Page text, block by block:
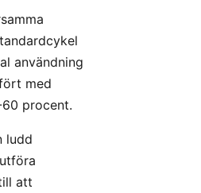
användning
med
procent.
ludd
att